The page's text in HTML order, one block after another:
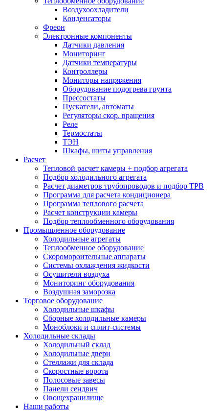
Воздухоохладители
Конденсаторы
Фреон
Электронные компоненты
Датчики давления
Мониторинг
Датчики температуры
Контроллеры
Мониторы напряжения
Оборудование подогрева грунта
Прессостаты
Пускатели, автоматы
Регуляторы скор. вращения
Реле
Термостаты
ТЭН
Шкафы, шиты управления
Расчет
Тепловой расчет камеры + подбор агрегата
Подбор холодильного агрегата
Расчет диаметров трубопроводов и подбор ТРВ
Программа для расчета кондиционера
Программа теплового расчета
Расчет конструкции камеры
Подбор теплообменного оборудования
Промышленное оборудование
Холодильные агрегаты
Теплообменное оборудование
Скоромороительные аппараты
Системы охлаждения жидкости
Осушители воздуха
Мониторинг оборудования
Воздушная заморозка
Торговое оборудование
Холодильные шкафы
Сборные холодильные камеры
Моноблоки и сплит-системы
Холодильные склады
Холодильный склад
Холодильные двери
Стеллажи для склада
Скоростные ворота
Полосовые завесы
Панели сендвич
Овощехранилище
Наши работы